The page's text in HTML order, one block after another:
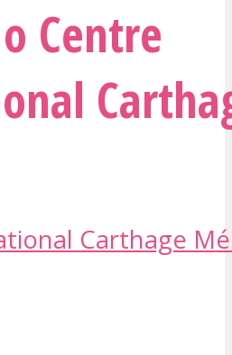
Centre
Carthage